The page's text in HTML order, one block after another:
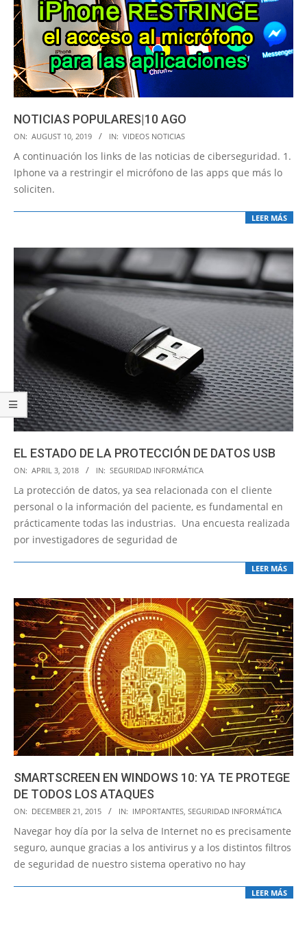
NOTICIAS POPULARES|10 AGO
2019-
08-
10
ON: AUGUST 10, 2019 IN: VIDEOS NOTICIAS
A continuación los links de las noticias de ciberseguridad. 1.
Iphone va a restringir el micrófono de las apps que más lo
soliciten.
LEER MÁS
EL ESTADO DE LA PROTECCIÓN DE DATOS USB
2018-
04-
03
ON: APRIL 3, 2018 IN: SEGURIDAD INFORMÁTICA
La protección de datos, ya sea relacionada con el cliente
personal o la información del paciente, es fundamental en
prácticamente todas las industrias. Una encuesta realizada
por investigadores de seguridad de
LEER MÁS
SMARTSCREEN EN WINDOWS 10: YA TE PROTEGE
DE TODOS LOS ATAQUES
2015-
12-
21
ON: DECEMBER 21, 2015 IN: IMPORTANTES, SEGURIDAD INFORMÁTICA
Navegar hoy día por la selva de Internet no es precisamente
seguro, aunque gracias a los antivirus y a los distintos filtros
de seguridad de nuestro sistema operativo no hay
LEER MÁS